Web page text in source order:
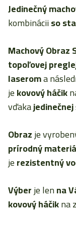
Jedinečný
kombináciiso
Machový
topoľovej
laseroma
jekovový háčik
vďaka
Obrazje
prírodný
jerezistentný
Výberje lenna
kovový háčikna